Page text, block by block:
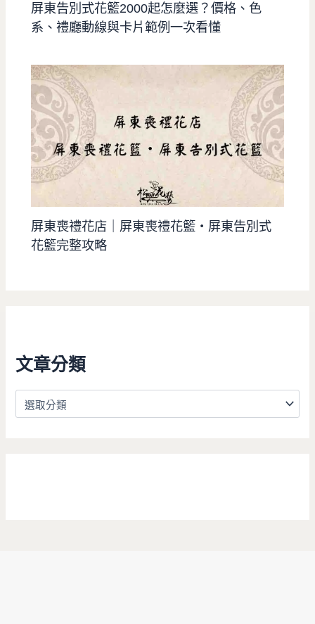
文章分類
屏東告別式花籃2000起怎麼選？價格、色
系、禮廳動線與卡片範例一次看懂
屏東喪禮花店｜屏東喪禮花籃・屏東告別式
花籃完整攻略